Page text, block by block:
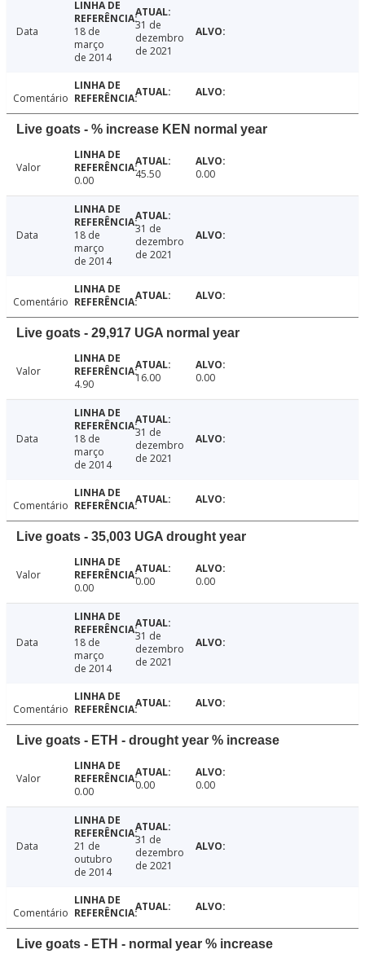
Data
18 de
março
de 2014
31 de
dezembro
de 2021
Comentário
Live goats - % increase KEN normal year
Valor
0.00
45.50 0.00
Data
18 de
março
de 2014
31 de
dezembro
de 2021
Comentário
Live goats - 29,917 UGA normal year
Valor
4.90
16.00 0.00
Data
18 de
março
de 2014
31 de
dezembro
de 2021
Comentário
Live goats - 35,003 UGA drought year
Valor
0.00
0.00 0.00
Data
18 de
março
de 2014
31 de
dezembro
de 2021
Comentário
Live goats - ETH - drought year % increase
Valor
0.00
0.00 0.00
Data
21 de
outubro
de 2014
31 de
dezembro
de 2021
Comentário
Live goats - ETH - normal year % increase